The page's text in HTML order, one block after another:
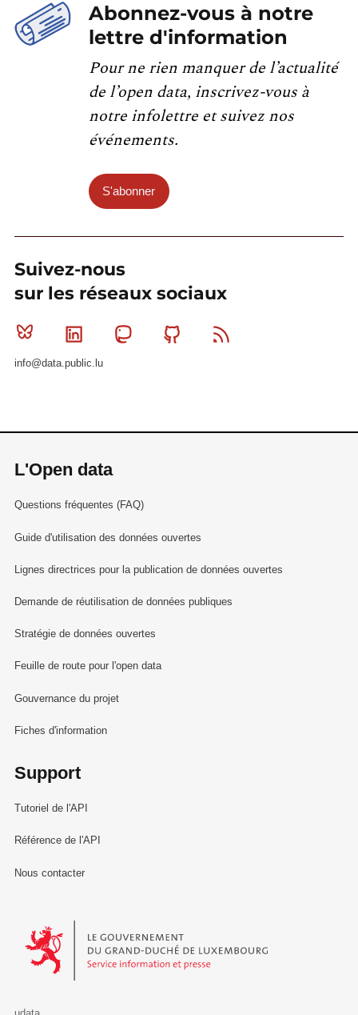
Abonnez-vous à notre
lettre d'information
Pour ne rien manquer de l’actualité
de l’open data, inscrivez-vous à
notre infolettre et suivez nos
événements.
S'abonner
Suivez-nous
sur les réseaux sociaux
Bluesky Linkedin MastodonGithub
info@data.public.lu
L'Open data
Questions fréquentes (FAQ)
Guide d'utilisation des données ouvertes
Lignes directrices pour la publication de données ouvertes
Demande de réutilisation de données publiques
Stratégie de données ouvertes
Feuille de route pour l'open data
Gouvernance du projet
Fiches d'information
Support
Tutoriel de l'API
Référence de l'API
Nous contacter
Le Gouvernement du Grand-Duché de Luxembourg - Service